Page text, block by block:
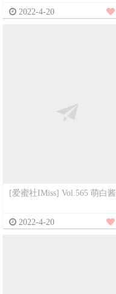
2022-4-20
[爱蜜社IMiss] Vol.565 萌白酱
2022-4-20